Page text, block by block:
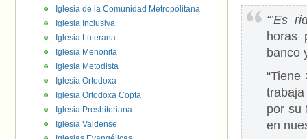
“’Es
horas
banco
por su
en
Iglesia de la Comunidad Metropolitana
Iglesia Inclusiva
Iglesia Luterana
Iglesia Menonita
Iglesia Metodista
Iglesia Ortodoxa
Iglesia Ortodoxa Copta
Iglesia Presbiteriana
Iglesia Valdense